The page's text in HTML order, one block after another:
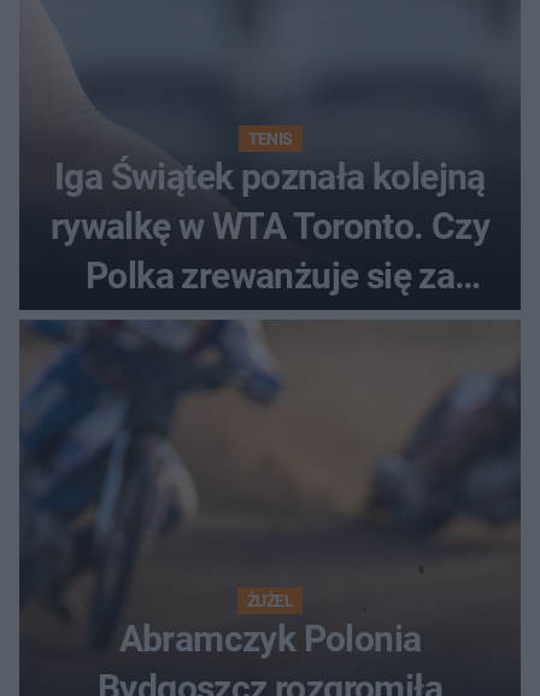
TENIS
Iga Świątek poznała kolejną
rywalkę w WTA Toronto. Czy
Polka zrewanżuje się za
ostatnią porażkę?
ŻUŻEL
Abramczyk Polonia